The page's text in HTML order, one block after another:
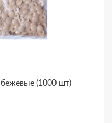
(1000 шт)